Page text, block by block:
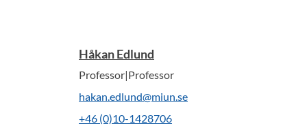
Håkan Edlund
Professor|Professor
hakan.edlund@miun.se
+46 (0)10-1428706